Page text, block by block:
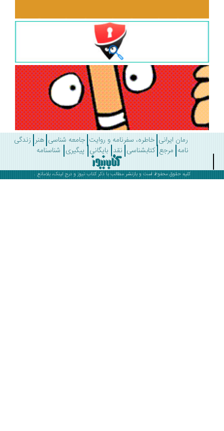
رمان ایرانی خاطره، سفرنامه و روایت جامعه شناسی هنر زندگی
مرجع کتابشناسی نقد بایگانی پیگیری شناسنامه
کلیه حقوق محفوظ است و بازنشر مطالب با ذکرکتاب نیوز و درج لینک، بلامانع .